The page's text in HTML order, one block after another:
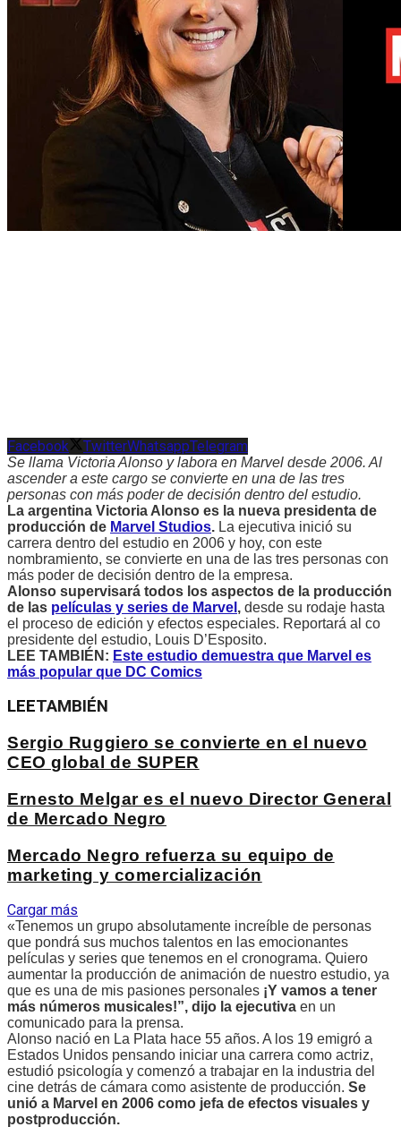
Facebook TwitterWhatsappTelegram
Se llama Victoria Alonso y labora en Marvel desde 2006. Al
ascender a este cargo se convierte en una de las tres
personas con más poder de decisión dentro del estudio.
La argentina Victoria Alonso es la nueva presidenta de
producción de Marvel Studios. La ejecutiva inició su
carrera dentro del estudio en 2006 y hoy, con este
nombramiento, se convierte en una de las tres personas con
más poder de decisión dentro de la empresa.
Alonso supervisará todos los aspectos de la producción
de las películas y series de Marvel , desde su rodaje hasta
el proceso de edición y efectos especiales. Reportará al co
presidente del estudio, Louis D’Esposito.
LEE TAMBIÉN: Este estudio demuestra que Marvel es
más popular que DC Comics
LEETAMBIÉN
Sergio Ruggiero se convierte en el nuevo
CEO global de SUPER
Ernesto Melgar es el nuevo Director General
de Mercado Negro
Mercado Negro refuerza su equipo de
marketing y comercialización
Cargar más
«Tenemos un grupo absolutamente increíble de personas
que pondrá sus muchos talentos en las emocionantes
películas y series que tenemos en el cronograma. Quiero
aumentar la producción de animación de nuestro estudio, ya
que es una de mis pasiones personales ¡Y vamos a tener
más números musicales!”, dijo la ejecutiva en un
comunicado para la prensa.
Alonso nació en La Plata hace 55 años. A los 19 emigró a
Estados Unidos pensando iniciar una carrera como actriz,
estudió psicología y comenzó a trabajar en la industria del
cine detrás de cámara como asistente de producción. Se
unió a Marvel en 2006 como jefa de efectos visuales y
postproducción.